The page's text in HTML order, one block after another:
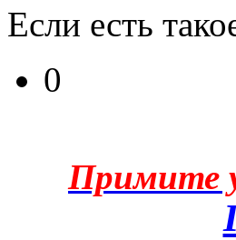
Если есть
0
Примите